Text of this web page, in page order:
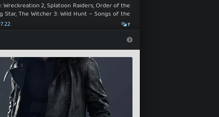
Wreckreation 2, Splatoon Raiders, Order of the
Star, The Witcher 3: Wild Hunt – Songs of the
Weaver, Asylum, Unpetrified: Echoes of the
7